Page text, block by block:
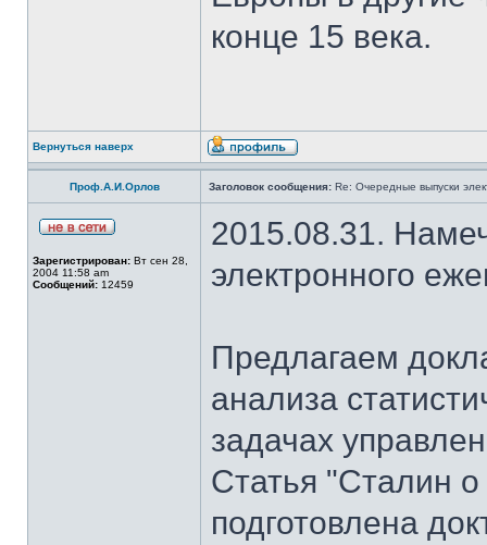
конце 15 века.
Вернуться наверх
Проф.А.И.Орлов Заголовок сообщения: Re: Очередные выпуски
Зарегистрирован: Вт сен 28,
2004 11:58 am
Сообщений: 12459
2015.08.31.
электронного
Предлагаем
анализа
задачах
Статья "Сталин
подготовлена